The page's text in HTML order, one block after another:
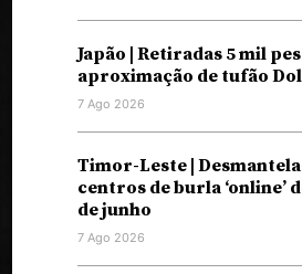
Japão | Retiradas 5 mil
aproximação de tufão
7 Ago 2026
Timor-Leste |
centros de burla ‘online’
de junho
7 Ago 2026